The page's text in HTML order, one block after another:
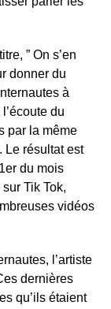
” On s’en
donner du
à
du
par la même
Le résultat est
du mois
Tik Tok,
vidéos
l’artiste
dernières
qu’ils étaient